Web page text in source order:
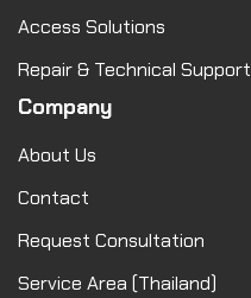
Access Solutions
Repair & Technical Support
Company
About Us
Contact
Request Consultation
Service Area (Thailand)